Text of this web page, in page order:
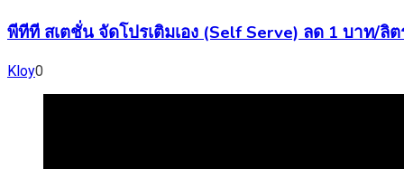
พีทีที สเตชั่น จัดโปรเติมเอง (Self Serve) ลด 1 บาท/
Kloy0